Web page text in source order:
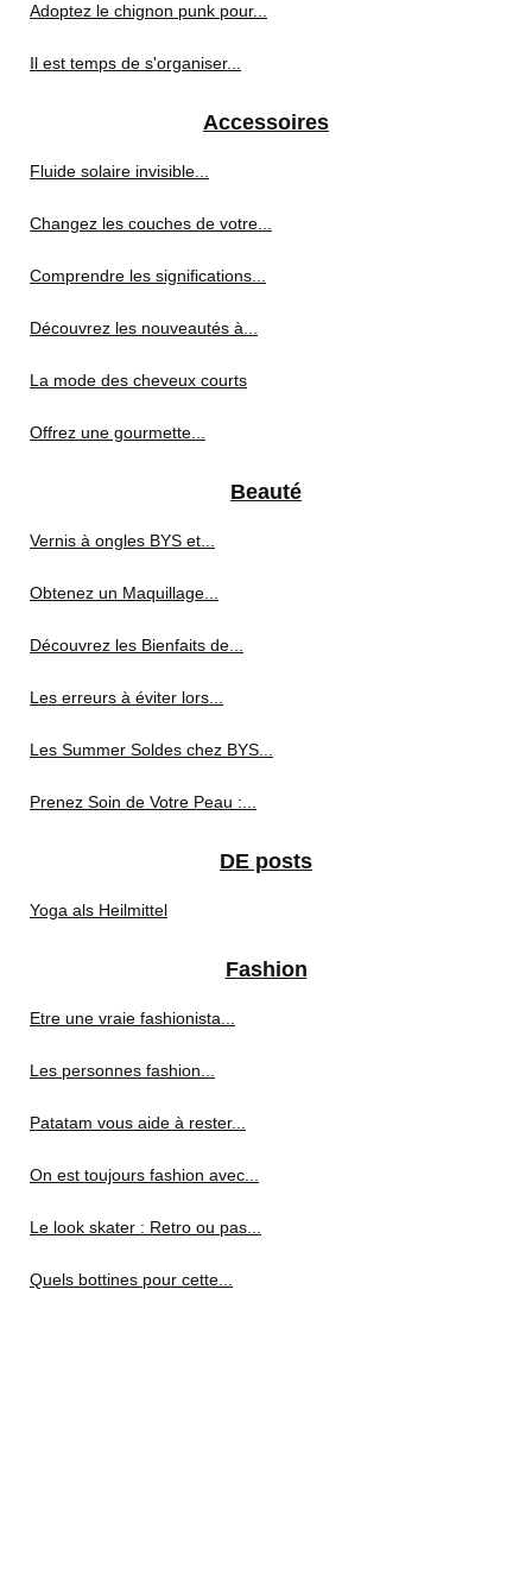
Adoptez le chignon punk pour...
Il est temps de s'organiser...
Accessoires
Fluide solaire invisible...
Changez les couches de votre...
Comprendre les significations...
Découvrez les nouveautés à...
La mode des cheveux courts
Offrez une gourmette...
Beauté
Vernis à ongles BYS et...
Obtenez un Maquillage...
Découvrez les Bienfaits de...
Les erreurs à éviter lors...
Les Summer Soldes chez BYS...
Prenez Soin de Votre Peau :...
DE posts
Yoga als Heilmittel
Fashion
Etre une vraie fashionista...
Les personnes fashion...
Patatam vous aide à rester...
On est toujours fashion avec...
Le look skater : Retro ou pas...
Quels bottines pour cette...